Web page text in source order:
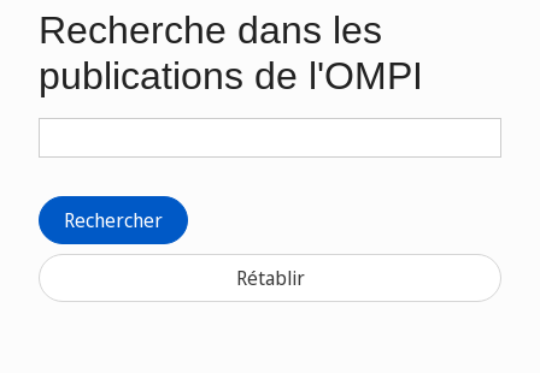
Recherche dans les
publications de l'OMPI
Rechercher
Rétablir